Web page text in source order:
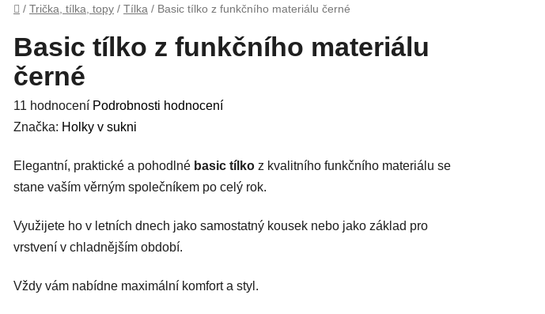
Domů
/ Trička, tílka, topy / Tílka / Basic tílko z funkčního materiálu černé
Basic tílko z funkčního materiálu
černé
Průměrné
hodnocení
je
4,6
5
hvězdiček.
11 hodnocení Podrobnosti hodnocení
Značka: Holky v sukni
Elegantní, praktické a pohodlné basic tílko z kvalitního funkčního materiálu se
stane vaším věrným společníkem po celý rok.
Využijete ho v letních dnech jako samostatný kousek nebo jako základ pro
vrstvení v chladnějším období.
Vždy vám nabídne maximální komfort a styl.